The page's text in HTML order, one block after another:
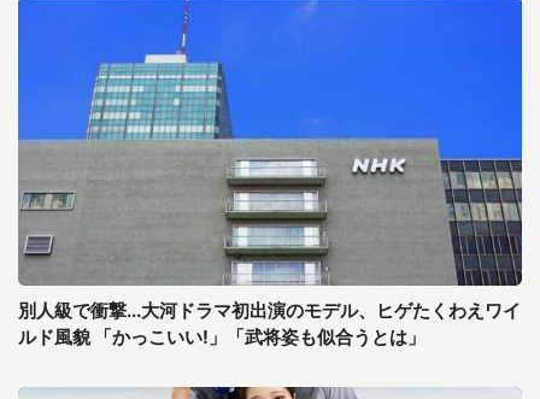
別人級で衝撃...大河ドラマ初出演のモデル、ヒゲたくわえワイ
ルド風貌 「かっこいい!」「武将姿も似合うとは」